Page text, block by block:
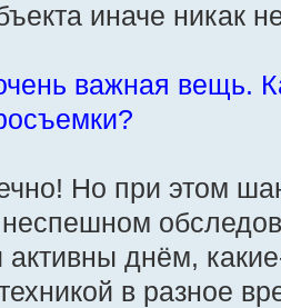
иначе никак
важная вещь.
Но при этом
активны днём,
в разное